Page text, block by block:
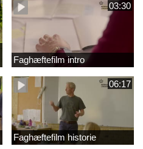
03:30
Faghæftefilm intro
06:17
Faghæftefilm historie